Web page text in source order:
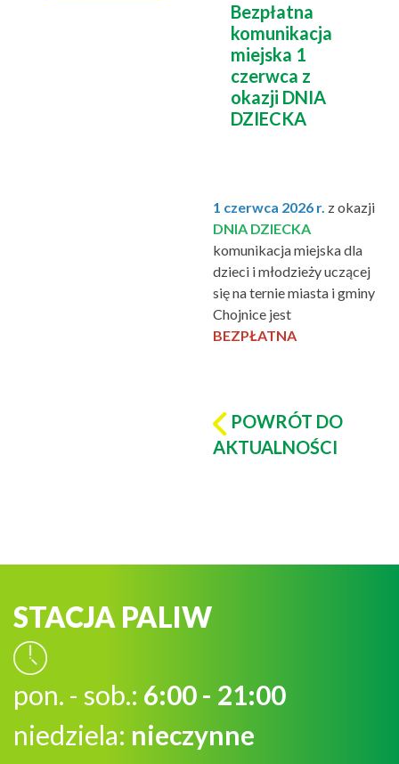
Bezpłatna
komunikacja
miejska 1
czerwca z
okazji DNIA
DZIECKA
1 czerwca 2026 r. z okazji
DNIA DZIECKA
komunikacja miejska dla
dzieci i młodzieży uczącej
się na ternie miasta i gminy
Chojnice jest
BEZPŁATNA
POWRÓT DO
AKTUALNOŚCI
STACJA PALIW
pon. - sob.: 6:00 - 21:00
niedziela: nieczynne